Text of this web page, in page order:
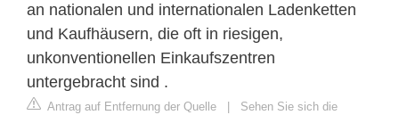
an nationalen und internationalen Ladenketten
und Kaufhäusern, die oft in riesigen,
unkonventionellen Einkaufszentren
untergebracht sind .
Antrag auf Entfernung der Quelle
Sehen Sie sich die